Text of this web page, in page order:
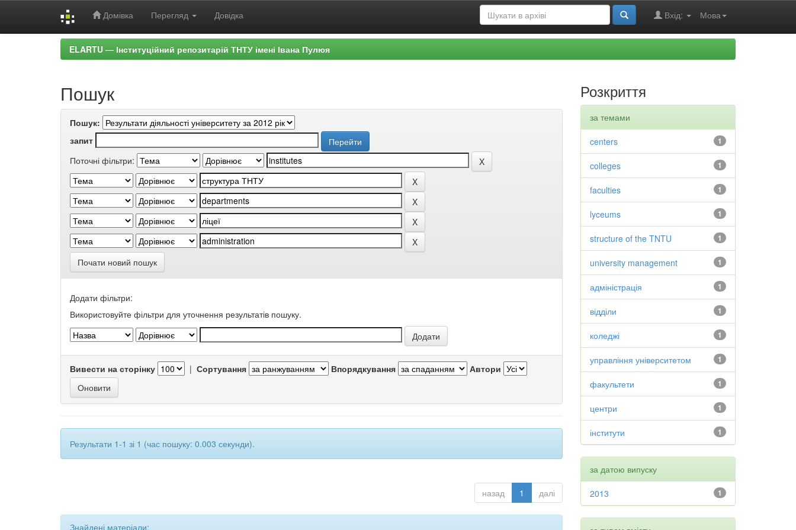
Домівка Перегляд Довідка Мова
Вхід:
ELARTU — Інституційний репозитарій ТНТУ імені Івана Пулюя
Пошук
Пошук:
запит
Поточні фільтри:
Почати новий пошук
Додати фільтри:
Використовуйте фільтри для уточнення результатів пошуку.
Вивести на сторінку | Сортування Впорядкування Автори
Результати 1-1 зі 1 (час пошуку: 0.003 секунди).
назад 1 далі
Знайдені матеріали:
Розкриття
за темами
1
centers
1
colleges
1
faculties
1
lyceums
1
structure of the TNTU
1
university management
1
адміністрація
1
відділи
1
коледжі
1
управління університетом
1
факультети
1
центри
1
інститути
за датою випуску
1
2013